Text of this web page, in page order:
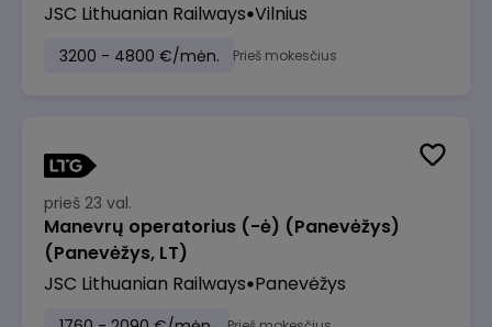
JSC Lithuanian Railways Vilnius
3200 - 4800 €/mėn. Prieš mokesčius
prieš 23 val.
Manevrų operatorius (-ė) (Panevėžys)
(Panevėžys, LT)
JSC Lithuanian Railways Panevėžys